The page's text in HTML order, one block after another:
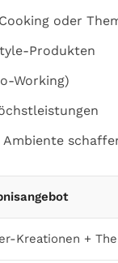
oder
Produkten
Working)
Kreationen +